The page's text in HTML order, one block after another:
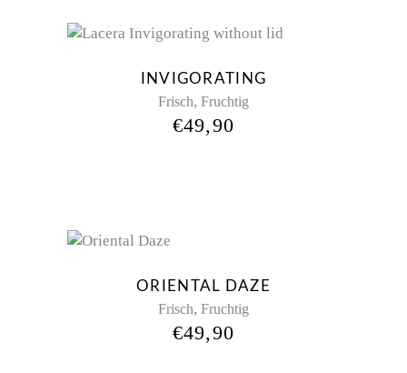
INVIGORATING
Frisch, Fruchtig
€49,90
ORIENTAL DAZE
Frisch, Fruchtig
€49,90